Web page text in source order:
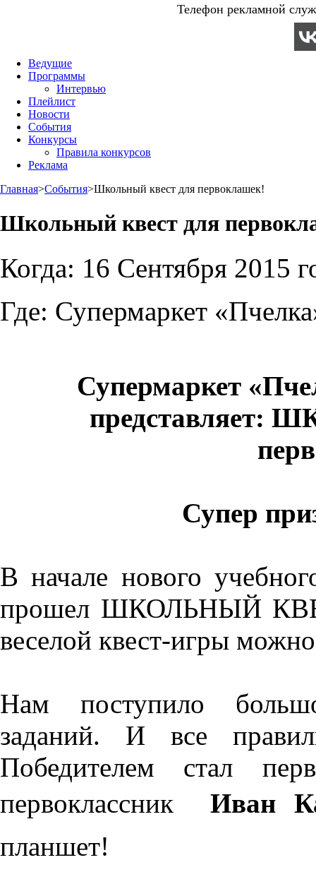
Телефон рекламной
Ведущие
Программы
Интервью
Плейлист
Новости
События
Конкурсы
Правила конкурсов
Реклама
Главная>События>Школьный квест для первоклашек!
Школьный квест для
Когда: 16 Сентября 2015
Где: Супермаркет
Супермаркет
представляет:
Супер
В начале нового
прошел ШКОЛЬНЫЙ
веселой квест-игры
Нам поступило
заданий. И все
Победителем стал
первоклассник Иван
планшет!